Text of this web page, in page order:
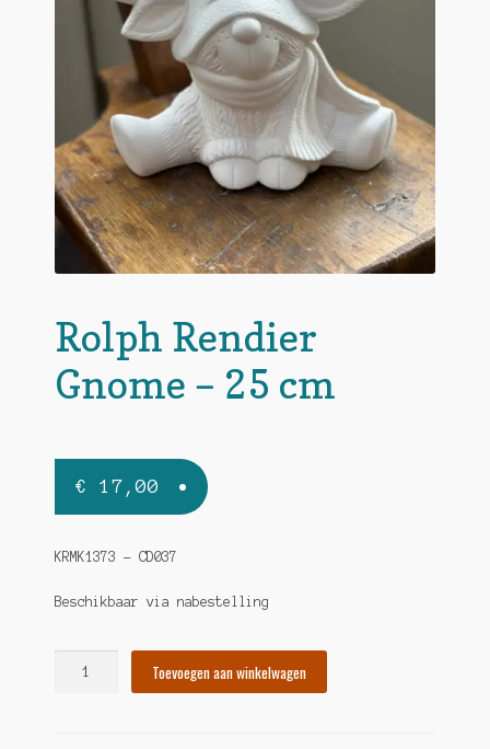
Rolph Rendier
Gnome – 25 cm
€ 17,00
KRMK1373 – CD037
Beschikbaar via nabestelling
Toevoegen aan winkelwagen